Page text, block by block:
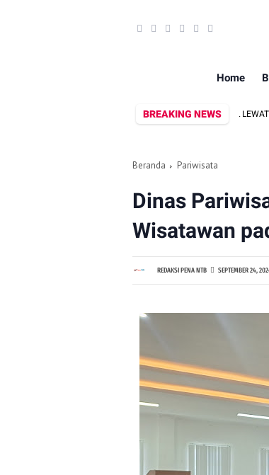
Home
BREAKING NEWS
UTARA DORONG PROMOSI WASTRA LOKAL LEWAT FASHION
Beranda Pariwisata
Dinas
Wisatawan
REDAKSI PENA NTB SEPTEMBER 24,